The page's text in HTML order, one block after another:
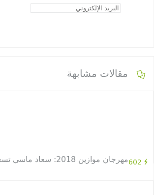
مقالات مشابهة
مهرجان موازين 2018: سعاد ماسي تسعدنا وتسعد الجمهور في سهرة من الغناء الحضري وسط جمهور غفير